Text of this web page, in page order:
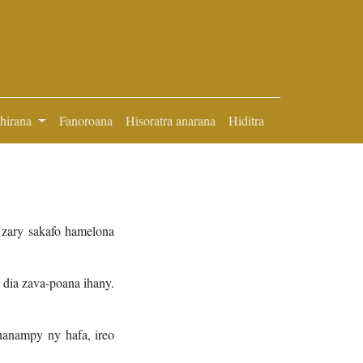
Fanoroana Hisoratra anarana Hiditra
sakafo hamelona
zava-poana ihany.
ny hafa, ireo